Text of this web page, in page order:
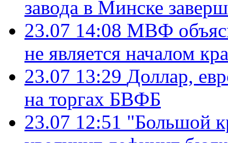
завода в Минске
23.07 14:08 МВФ
не является началом
23.07 13:29 Доллар,
на торгах БВФБ
23.07 12:51 "Большой